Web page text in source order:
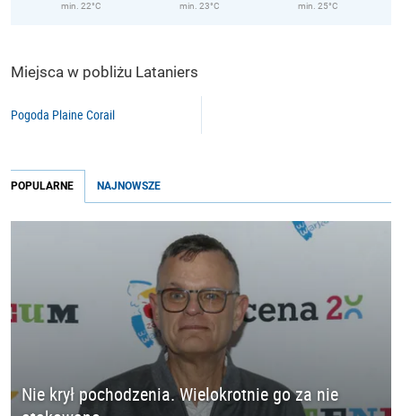
min. 22°C
min. 23°C
min. 25°C
Miejsca w pobliżu Lataniers
Pogoda Plaine Corail
POPULARNE NAJNOWSZE
Nie krył pochodzenia. Wielokrotnie go za nie